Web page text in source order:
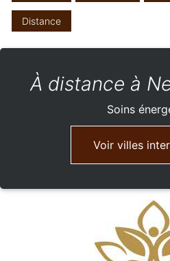
Distance
À distance à
Soins
Voir villes